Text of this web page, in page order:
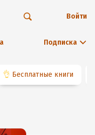
Подписка
Войти
👌 Бесплатные книги